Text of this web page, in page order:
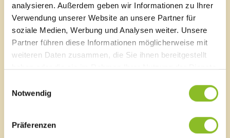
analysieren. Außerdem geben wir Informationen zu Ihrer
Verwendung unserer Website an unsere Partner für
soziale Medien, Werbung und Analysen weiter. Unsere
Partner führen diese Informationen möglicherweise mit
weiteren Daten zusammen, die Sie ihnen bereitgestellt
haben oder die sie im Rahmen Ihrer Nutzung der Dienste
Notwendig
Präferenzen
Marktgemeinde Frastanz
Sägenplatz 1
A-6820 Frastanz, Österreich
Lageplan
T0043 5522 51534-0
E-Mail an das Gemeindeamt
Schnellzugriff